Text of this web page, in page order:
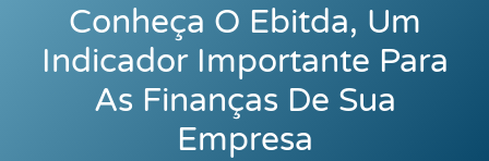
Conheça O Ebitda, Um
Indicador Importante Para
As Finanças De Sua
Empresa